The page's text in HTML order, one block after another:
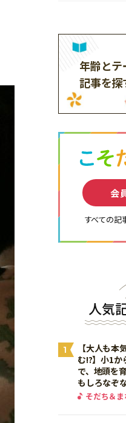
年齢とテ
記事を探
会
すべての記
人気
1
【大人も本
む!?】小1か
で、地頭を
もしろなぞ
そだち＆